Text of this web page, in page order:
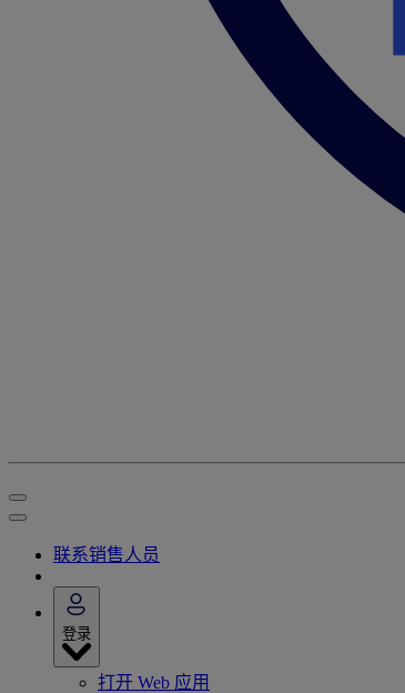
联系销售人员
登录
打开 Web 应用